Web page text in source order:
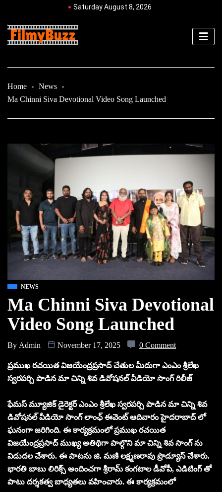
Saturday August 8, 2026
Home
News
Ma Chinni Siva Devotional Video Song Launched
NEWS
Ma Chinni Siva Devotional
Video Song Launched
By Admin November 17, 2025 0 Comment
ప్రముఖ రచయిత విజయేంద్రప్రసాద్ చేతుల మీదుగా ఎంఎం శ్రీలేఖ
స్వరపర్చి పాడిన మా చిన్ని శివ డివోషనల్ వీడియో సాంగ్ రిలీజ్
ఫేమస్ మ్యూజిక్ డైరెక్టర్ ఎంఎం శ్రీలేఖ స్వరపర్చి పాడిన మా చిన్ని శివ
డివోషనల్ వీడియో సాంగ్ లాంఛ్ ఈవెంట్ ఆదివారం హైదరాబాద్ లో
ఘనంగా జరిగింది. ఈ కార్యక్రమంలో ప్రముఖ రచయిత
విజయేంద్రప్రసాద్ ముఖ్య అతిథిగా పాల్గొని మా చిన్ని శివ సాంగ్ ను
విడుదల చేశారు. ఈ పాటను జి. మణి లక్ష్మణరావు ప్రొడ్యూస్ చేశారు.
భారతి బాబు లిరిక్స్ అందించగా శ్రీరామ్ కంగటాల డీవోపీ, ఎడిటింగ్ తో
పాటు దర్శకత్వ బాధ్యతలు వహించారు. ఈ కార్యక్రమంలో